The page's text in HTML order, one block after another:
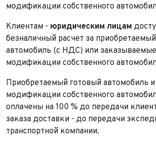
модификации собственного
Клиентам - юридическим лицам
безналичный расчет за
автомобиль (с НДС) или
модификации собственного
Приобретаемый готовый автомобиль
модификации собственного
оплачены на 100 % до передачи
заказа доставки - до передачи
транспортной компании.